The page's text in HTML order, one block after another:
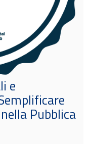
e
Pubblica